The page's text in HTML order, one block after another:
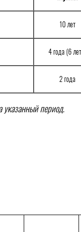
10 лет
4 года (6
2 года
указанный период.